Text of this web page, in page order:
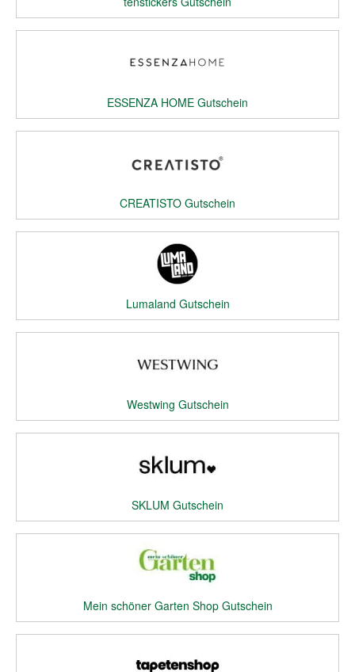
ESSENZA HOME Gutschein
CREATISTO Gutschein
Lumaland Gutschein
Westwing Gutschein
SKLUM Gutschein
Mein schöner Garten Shop Gutschein